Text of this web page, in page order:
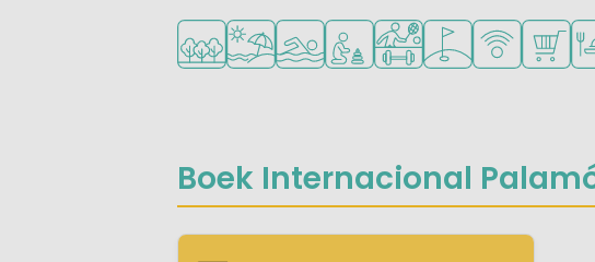
Ligt in een bosrijke omgeving
Ligt bij strand en zee
Openlucht zwembad
Aanbevolen voor jonge
Veel mogelijkheden om
Golfbaan in de
WiFi
Boek Internacional